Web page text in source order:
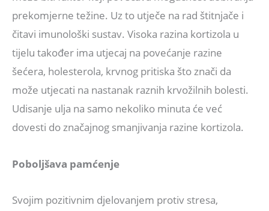
prekomjerne težine. Uz to utječe na rad štitnjače i
čitavi imunološki sustav. Visoka razina kortizola u
tijelu također ima utjecaj na povećanje razine
šećera, holesterola, krvnog pritiska što znači da
može utjecati na nastanak raznih krvožilnih bolesti.
Udisanje ulja na samo nekoliko minuta će već
dovesti do značajnog smanjivanja razine kortizola.
Poboljšava pamćenje
Svojim pozitivnim djelovanjem protiv stresa,